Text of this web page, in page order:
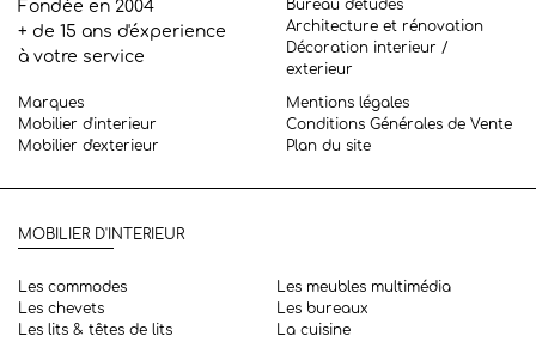
Fondée en 2004
+ de 15 ans d'éxperience
à votre service
Bureau d'études
Architecture et rénovation
Décoration interieur /
exterieur
Marques
Mobilier d'interieur
Mobilier d'exterieur
Mentions légales
Conditions Générales de Vente
Plan du site
MOBILIER D'INTERIEUR
Les commodes
Les chevets
Les lits & têtes de lits
Les meubles multimédia
Les bureaux
La cuisine